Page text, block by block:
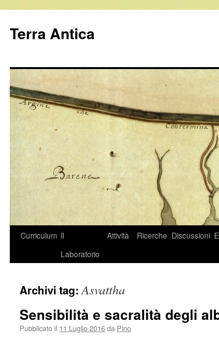
contenuto
Terra Antica
Curriculum Il
Laboratorio
Attività Ricerche Discussioni
Archivi tag:Asvattha
Sensibilità e sacralità degli
Pubblicato il 11 Luglio 2016da Pino